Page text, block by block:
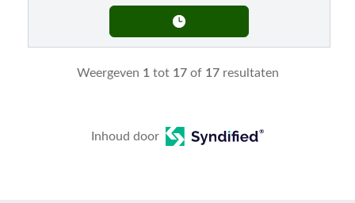
Weergeven 1 tot 17of 17resultaten
Inhoud door